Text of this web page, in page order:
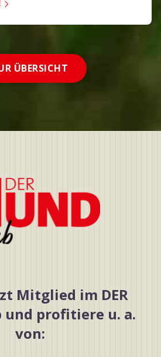
ÜBERSICHT
Mitglied im DER
und profitiere u. a.
von: